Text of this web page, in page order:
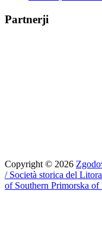
Partnerji
Copyright © 2026
/ Società storica del
of Southern Primorska of